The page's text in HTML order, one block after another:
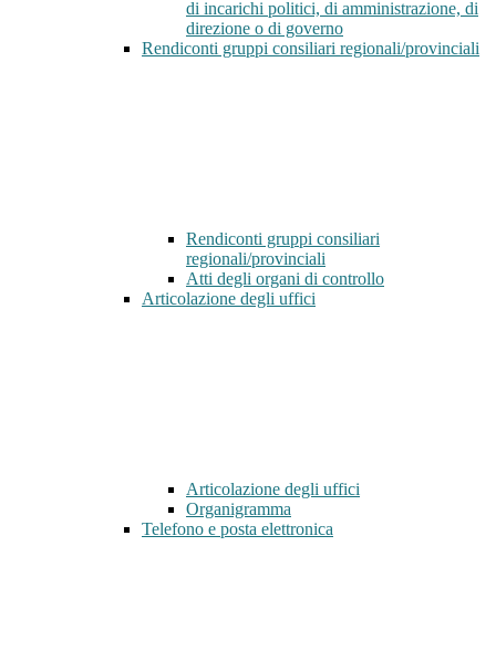
di incarichi politici, di amministrazione, di
direzione o di governo
Rendiconti gruppi consiliari regionali/provinciali
Rendiconti gruppi consiliari
regionali/provinciali
Atti degli organi di controllo
Articolazione degli uffici
Articolazione degli uffici
Organigramma
Telefono e posta elettronica